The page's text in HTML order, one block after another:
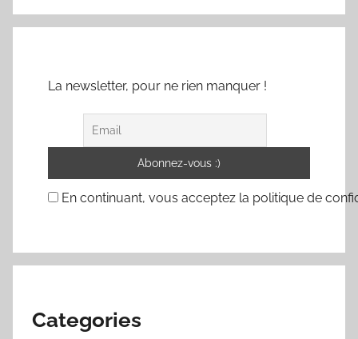
La newsletter, pour ne rien manquer !
En continuant, vous acceptez la politique de
Categories